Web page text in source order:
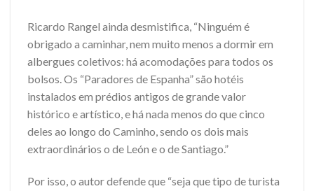
Ricardo Rangel ainda desmistifica, “Ninguém é
obrigado a caminhar, nem muito menos a dormir em
albergues coletivos: há acomodações para todos os
bolsos. Os “Paradores de Espanha” são hotéis
instalados em prédios antigos de grande valor
histórico e artístico, e há nada menos do que cinco
deles ao longo do Caminho, sendo os dois mais
extraordinários o de León e o de Santiago.”
Por isso, o autor defende que “seja que tipo de turista